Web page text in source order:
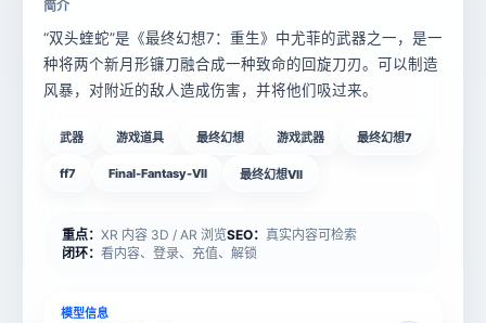
简介
“双头蝰蛇”是《最终幻想7：重生》中尤菲的武器之一，是一
种将两个新月形镰刀融合成一种致命的回旋刀刃。可以制造
风暴，对附近的敌人造成伤害，并将他们吸过来。
武器 游戏道具 最终幻想 游戏武器 最终幻想7
ff7 Final-Fantasy-VII 最终幻想VII
重点： XR 内容 3D / AR 浏览SEO： 真实内容可检索
闭环： 看内容、登录、充值、解锁
模型信息